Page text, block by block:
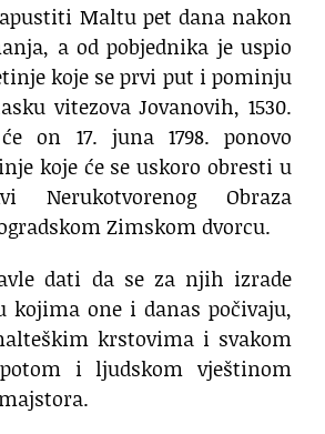
Maltu pet dana nakon
a od pobjednika je uspio
koje se prvi put i pominju
vitezova Jovanovih, 1530.
on 17. juna 1798. ponovo
koje će se uskoro obresti u
Nerukotvorenog Obraza
Zimskom dvorcu.
dati da se za njih izrade
one i danas počivaju,
krstovima i svakom
i ljudskom vještinom